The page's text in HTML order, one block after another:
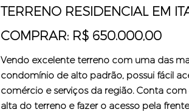
TERRENO RESIDENCIAL EM
COMPRAR: R$ 650.000,00
Vendo excelente terreno com uma das
condomínio de alto padrão, possui fácil
comércio e serviços da região. Conta
alta do terreno e fazer o acesso pela